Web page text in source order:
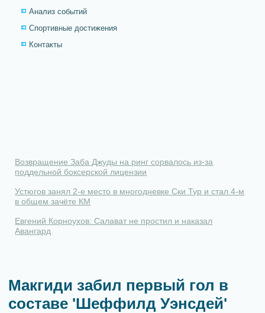
Анализ событий
Спортивные достижения
Контакты
Возвращение Заба Джуды на ринг сорвалось из-за
поддельной боксерской лицензии
Устюгов занял 2-е место в многодневке Ски Тур и стал 4-м
в общем зачёте КМ
Евгений Корноухов: Салават не простил и наказал
Авангард
Макгиди забил первый гол в
составе 'Шеффилд Уэнсдей'